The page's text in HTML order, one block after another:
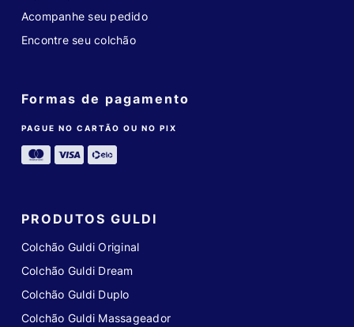
Acompanhe seu pedido
Encontre seu colchão
Formas de pagamento
PAGUE NO CARTÃO OU NO PIX
PRODUTOS GULDI
Colchão Guldi Original
Colchão Guldi Dream
Colchão Guldi Duplo
Colchão Guldi Massageador